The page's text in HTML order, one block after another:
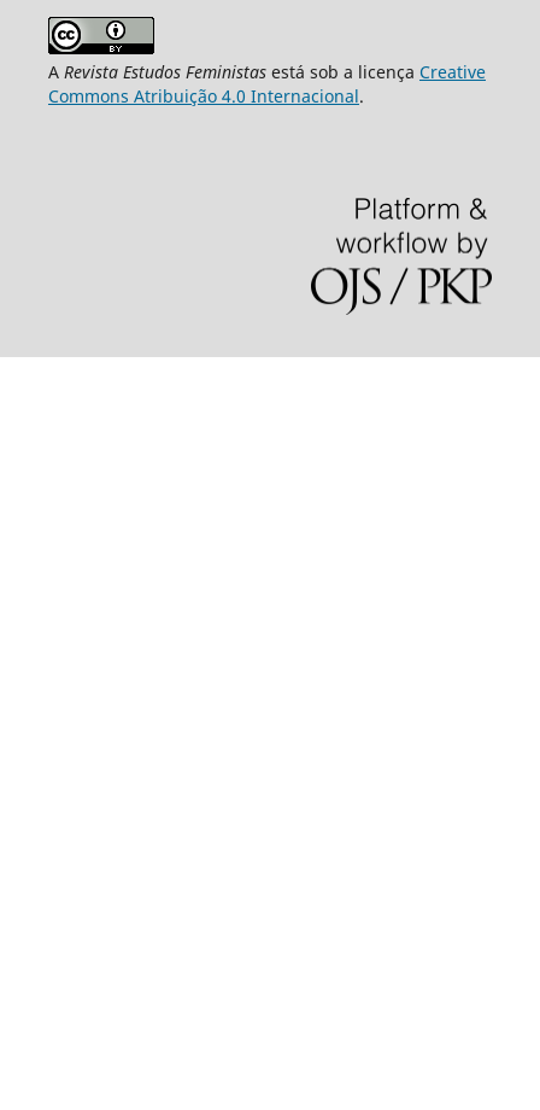
A Revista Estudos Feministasestá sob a licença Creative
Commons Atribuição 4.0 Internacional.